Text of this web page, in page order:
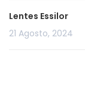
Lentes Essilor
21 Agosto, 2024